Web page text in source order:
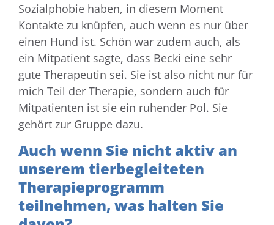
Sozialphobie haben, in diesem Moment
Kontakte zu knüpfen, auch wenn es nur über
einen Hund ist. Schön war zudem auch, als
ein Mitpatient sagte, dass Becki eine sehr
gute Therapeutin sei. Sie ist also nicht nur für
mich Teil der Therapie, sondern auch für
Mitpatienten ist sie ein ruhender Pol. Sie
gehört zur Gruppe dazu.
Auch wenn Sie nicht aktiv an
unserem tierbegleiteten
Therapieprogramm
teilnehmen, was halten Sie